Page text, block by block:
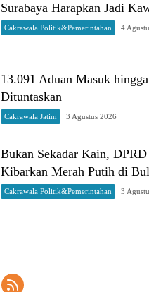
Surabaya Harapkan Jadi
Cakrawala Politik&Pemerintahan 4
13.091 Aduan Masuk
Dituntaskan
Cakrawala Jatim 3 Agustus 2026
Bukan Sekadar Kain,
Kibarkan Merah Putih di
Cakrawala Politik&Pemerintahan 3